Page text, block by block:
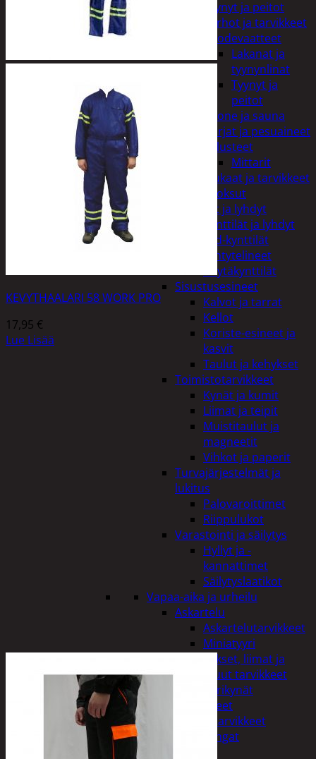
Tyynyt ja peitot
Verhot ja tarvikkeet
Vuodevaatteet
Lakanat ja
tyynynlinat
Tyynyt ja
peitot
Kylpyhuone ja sauna
Harjat ja pesuaineet
Kalusteet
Mittarit
Kiukaat ja tarvikkeet
Tuoksut
Kynttilät ja lyhdyt
Kynttilät ja lyhdyt
Led-kynttilät
Lyhtytelineet
Pöytäkynttilät
Sisustusesineet
Kalvot ja tarrat
Kellot
Koriste-esineet ja
kasvit
Taulut ja kehykset
Toimistotarvikkeet
Kynät ja kumit
Liimat ja teipit
Muistitaulut ja
magneetit
Vihkot ja paperit
Turvajärjestelmät ja
lukitus
Palovaroittimet
Riippulukot
Varastointi ja säilytys
Hyllyt ja -
kannattimet
Säilytyslaatikot
Vapaa-aika ja urheilu
Askartelu
Askartelutarvikkeet
Miniatyyri
Sakset, liimat ja
muut tarvikkeet
Värikynät
Harrasteet
Käsityötarvikkeet
Langat
KEVYTHAALARI 58 WORK PRO
17,95 €
Lue Lisää